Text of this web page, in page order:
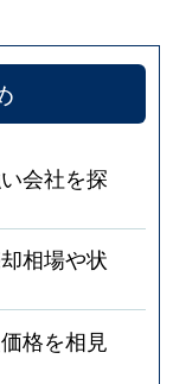
会社を探
相場や状
格を相見